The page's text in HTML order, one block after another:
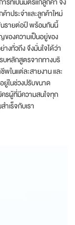
ค้าประจำและลูกค้าใหม่
รายต่อปี พร้อมกันนี้
องความเป็นอยู่ของ
งทั่วถึง จึงมั่นใจได้ว่า
บหลักสูตรจากทางบริ
ในแต่ละสายงาน และ
ในช่วงปรับขนาด
รผู้ที่มีความสนใจทุก
ำเร็จกับเรา